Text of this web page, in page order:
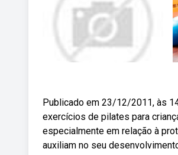
Publicado em 23/12/2011, às
exercícios de pilates para
especialmente em relação à
auxiliam no seu